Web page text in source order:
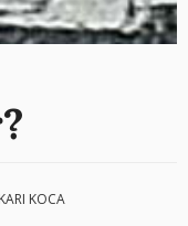
KARI KOCA